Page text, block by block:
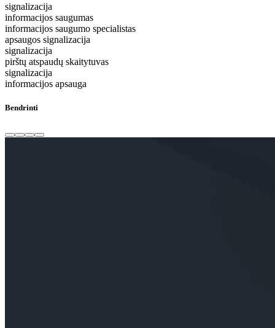
signalizacija
informacijos saugumas
informacijos saugumo specialistas
apsaugos signalizacija
signalizacija
pirštų atspaudų skaitytuvas
signalizacija
informacijos apsauga
Bendrinti